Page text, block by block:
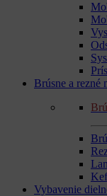
Brúsne a rezné
Vybavenie